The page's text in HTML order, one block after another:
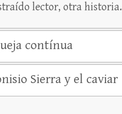
lector, otra historia.
contínua
Sierra y el caviar